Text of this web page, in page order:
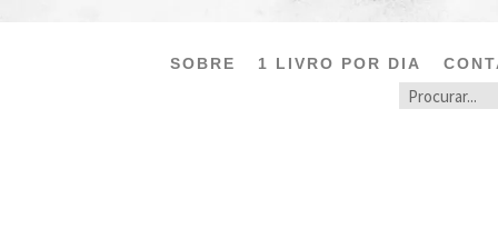
SOBRE 1 LIVRO POR DIA